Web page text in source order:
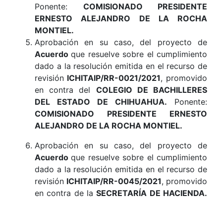
Ponente: COMISIONADO PRESIDENTE
ERNESTO ALEJANDRO DE LA ROCHA
MONTIEL.
Aprobación en su caso, del proyecto de
Acuerdoque resuelve sobre el cumplimiento
dado a la resolución emitida en el recurso de
revisión ICHITAIP/RR-0021/2021, promovido
en contra del COLEGIO DE BACHILLERES
DEL ESTADO DE CHIHUAHUA. Ponente:
COMISIONADO PRESIDENTE ERNESTO
ALEJANDRO DE LA ROCHA MONTIEL.
Aprobación en su caso, del proyecto de
Acuerdoque resuelve sobre el cumplimiento
dado a la resolución emitida en el recurso de
revisión ICHITAIP/RR-0045/2021, promovido
en contra de laSECRETARÍA DE HACIENDA.